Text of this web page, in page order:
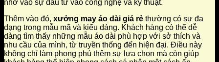
nhờ vào sự đầu tư vào công nghệ và kỹ thuật.
Thêm vào đó, xưởng may áo dài giá rẻ thường có sự đa
dạng trong mẫu mã và kiểu dáng. Khách hàng có thể dễ
dàng tìm thấy những mẫu áo dài phù hợp với sở thích và
nhu cầu của mình, từ truyền thống đến hiện đại. Điều này
không chỉ làm phong phú thêm sự lựa chọn mà còn giúp